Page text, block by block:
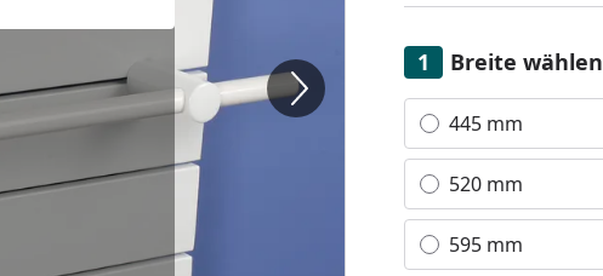
Breite wählen
Alle anzeigen (4)
445 mm
520 mm
595 mm